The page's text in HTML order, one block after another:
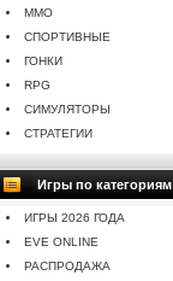
MMO
СПОРТИВНЫЕ
ГОНКИ
RPG
СИМУЛЯТОРЫ
СТРАТЕГИИ
Игры по категориям
ИГРЫ 2026 ГОДА
EVE ONLINE
РАСПРОДАЖА